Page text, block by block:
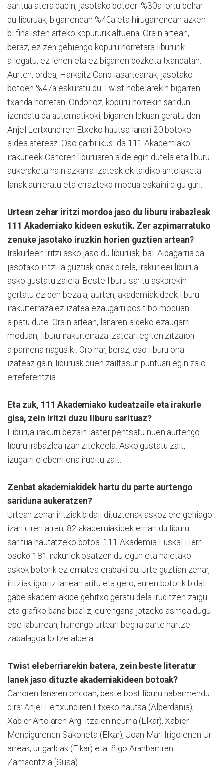
saritua atera dadin, jasotako botoen %30a lortu behar
du liburuak, bigarrenean %40a eta hirugarrenean azken
bi finalisten arteko kopururik altuena. Orain artean,
beraz, ez zen gehiengo kopuru horretara libururik
ailegatu, ez lehen eta ez bigarren bozketa txandatan.
Aurten, ordea, Harkaitz Cano lasartearrak, jasotako
botoen %47a eskuratu du Twist nobelarekin bigarren
txanda horretan. Ondorioz, kopuru horrekin saridun
izendatu da automatikoki; bigarren lekuan geratu den
Anjel Lertxundiren Etxeko hautsa lanari 20 botoko
aldea atereaz. Oso garbi ikusi da 111 Akademiako
irakurleek Canoren liburuaren alde egin dutela eta liburu
aukeraketa hain azkarra izateak ekitaldiko antolaketa
lanak aurreratu eta errazteko modua eskaini digu guri.
Urtean zehar iritzi mordoa jaso du liburu irabazleak
111 Akademiako kideen eskutik. Zer azpimarratuko
zenuke jasotako iruzkin horien guztien artean?
Irakurleen iritzi asko jaso du liburuak, bai. Aipagarria da
jasotako iritzi ia guztiak onak direla, irakurleei liburua
asko gustatu zaiela. Beste liburu saritu askorekin
gertatu ez den bezala, aurten, akademiakideek liburu
irakurterraza ez izatea ezaugarri positibo moduan
aipatu dute. Orain artean, lanaren aldeko ezaugarri
moduan, liburu irakurterraza izateari egiten zitzaion
aipamena nagusiki. Oro har, beraz, oso liburu ona
izateaz gain, liburuak duen zailtasun puntuari egin zaio
erreferentzia.
Eta zuk, 111 Akademiako kudeatzaile eta irakurle
gisa, zein iritzi duzu liburu sarituaz?
Liburua irakurri bezain laster pentsatu nuen aurtengo
liburu irabazlea izan zitekeela. Asko gustatu zait,
izugarri eleberri ona iruditu zait.
Zenbat akademiakidek hartu du parte aurtengo
sariduna aukeratzen?
Urtean zehar iritziak bidali dituztenak askoz ere gehiago
izan diren arren, 82 akademiakidek eman du liburu
saritua hautatzeko botoa. 111 Akademia Euskal Herri
osoko 181 irakurlek osatzen du egun eta haietako
askok botorik ez ematea erabaki du. Urte guztian zehar,
iritziak igorriz lanean aritu eta gero, euren botorik bidali
gabe akademiakide gehitxo geratu dela iruditzen zaigu
eta grafiko bana bidaliz, eurengana jotzeko asmoa dugu
epe laburrean, hurrengo urteari begira parte hartze
zabalagoa lortze aldera.
Twist eleberriarekin batera, zein beste literatur
lanek jaso dituzte akademiakideen botoak?
Canoren lanaren ondoan, beste bost liburu nabarmendu
dira: Anjel Lertxundiren Etxeko hautsa (Alberdania),
Xabier Artolaren Argi itzalen neurria (Elkar), Xabier
Mendigurenen Sakoneta (Elkar), Joan Mari Irigoienen Ur
arreak, ur garbiak (Elkar) eta Iñigo Aranbarriren
Zamaontzia (Susa).